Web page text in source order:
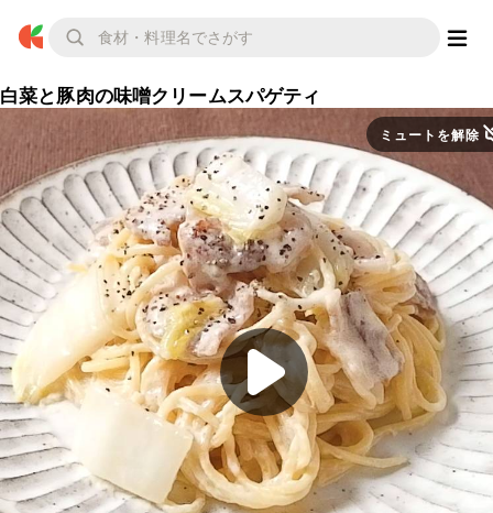
白菜と豚肉の味噌クリームスパゲティ
ミュートを解除